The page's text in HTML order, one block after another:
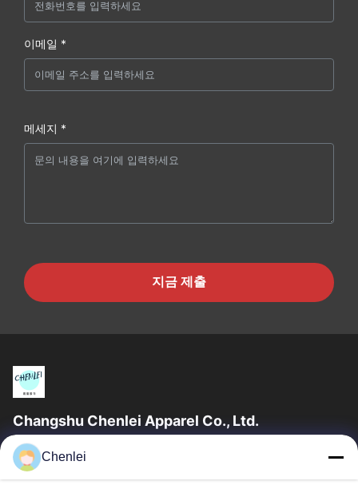
이메일 *
메세지 *
지금 제출
Changshu Chenlei Apparel Co., Ltd.
창수 천레이 의류 유한 공사우리 공장은 2011년 상하이 공항에서
90km 떨어진 장쑤성 쑤저우시에 설립되었으며, 200명 이상의 근
Chenlei